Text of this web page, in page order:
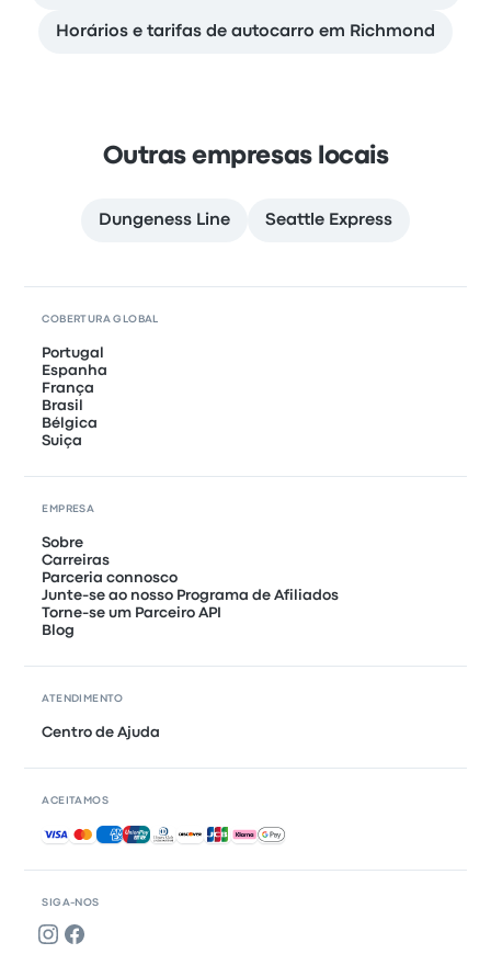
Horários e tarifas de autocarro em Richmond
Outras empresas locais
Dungeness Line Seattle Express
SIGA-NOS
COBERTURA GLOBAL
Portugal
Espanha
França
Brasil
Bélgica
Suiça
EMPRESA
Sobre
Carreiras
Parceria connosco
Junte-se ao nosso Programa de Afiliados
Torne-se um Parceiro API
Blog
ATENDIMENTO
Centro de Ajuda
ACEITAMOS
Pagamentos aceites